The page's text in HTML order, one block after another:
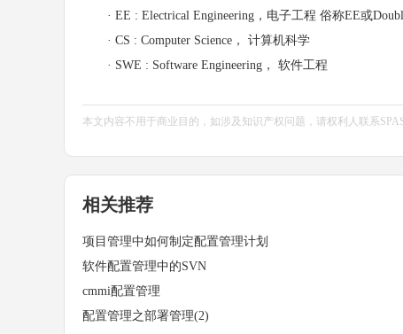
· EE : Electrical Engineering，电子工程 俗称EE或
· CS : Computer Science， 计算机科学
· SWE : Software Engineering， 软件工程
本文内容不用于商业目的，如涉及知识产权问题，请权利人联系
相关推荐
项目管理中如何制定配置管理计划
软件配置管理中的SVN
cmmi配置管理
配置管理之部署管理(2)